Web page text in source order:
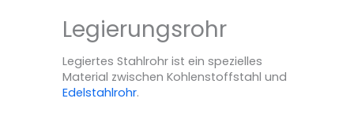
Legierungsrohr
Legiertes Stahlrohr ist ein spezielles
Material zwischen Kohlenstoffstahl und
Edelstahlrohr.